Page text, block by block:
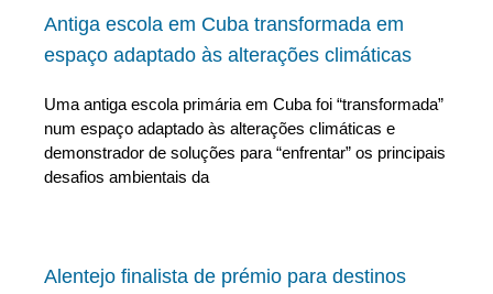
Antiga escola em Cuba transformada em
espaço adaptado às alterações climáticas
Uma antiga escola primária em Cuba foi “transformada”
num espaço adaptado às alterações climáticas e
demonstrador de soluções para “enfrentar” os principais
desafios ambientais da
Alentejo finalista de prémio para destinos